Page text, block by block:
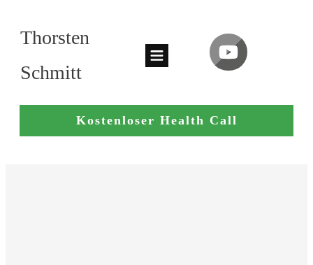
Thorsten
Schmitt
Kostenloser Health Call